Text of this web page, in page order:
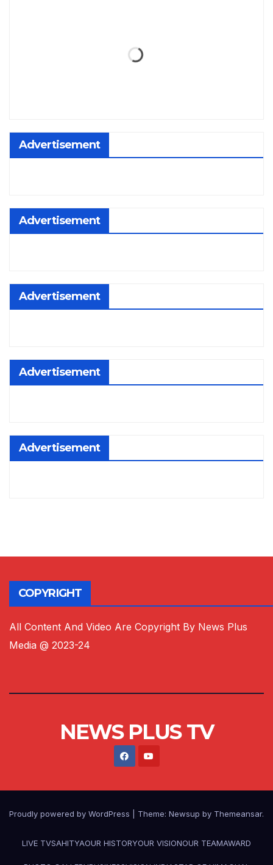
Advertisement
Advertisement
Advertisement
Advertisement
Advertisement
COPYRIGHT
All Content And Video Are Copyright By News Plus
Media @ 2023-24
NEWS PLUS TV
Proudly powered by WordPress Theme: Newsup by Themeansar.
LIVE TVSAHITYAOUR HISTORYOUR VISIONOUR TEAMAWARD